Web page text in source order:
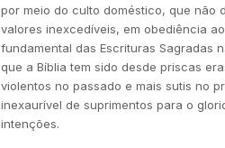
por meio do culto doméstico, que não
valores inexcedíveis, em obediência ao
fundamental das Escrituras Sagradas
que a Bíblia tem sido desde priscas
violentos no passado e mais sutis no
inexaurível de suprimentos para o
intenções.